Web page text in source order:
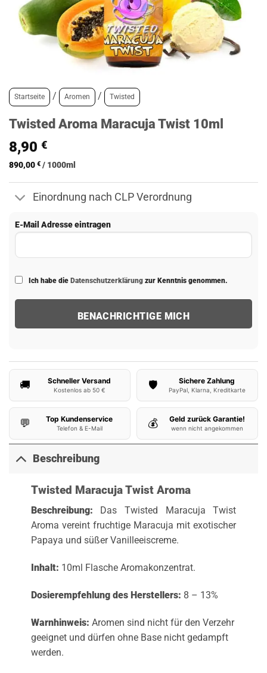
Startseite / Aromen / Twisted
Twisted Aroma Maracuja Twist 10ml
8,90 €
890,00 € / 1000ml
Einordnung nach CLP Verordnung
E-Mail Adresse eintragen
Ich habe die Datenschutzerklärung zur Kenntnis genommen.
🚚 Schneller Versand
Kostenlos ab 50 € 🛡️ Sichere Zahlung
PayPal, Klarna, Kreditkarte
💬 Top Kundenservice
Telefon & E-Mail 💰 Geld zurück Garantie!
wenn nicht angekommen
Beschreibung
Twisted Maracuja Twist Aroma
Beschreibung: Das Twisted Maracuja Twist
Aroma vereint fruchtige Maracuja mit exotischer
Papaya und süßer Vanilleeiscreme.
Inhalt: 10ml Flasche Aromakonzentrat.
Dosierempfehlung des Herstellers: 8 – 13%
Warnhinweis: Aromen sind nicht für den Verzehr
geeignet und dürfen ohne Base nicht gedampft
werden.